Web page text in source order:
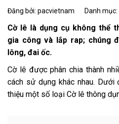
Đăng bởi: pacvietnam Danh
Cờ lê là dụng cụ không thể
gia công và lắp rap; chúng
lông, đai ốc.
Cờ lê được phân chia thành
cách sử dụng khác nhau. Dưới
thiệu một số loại Cờ lê thông